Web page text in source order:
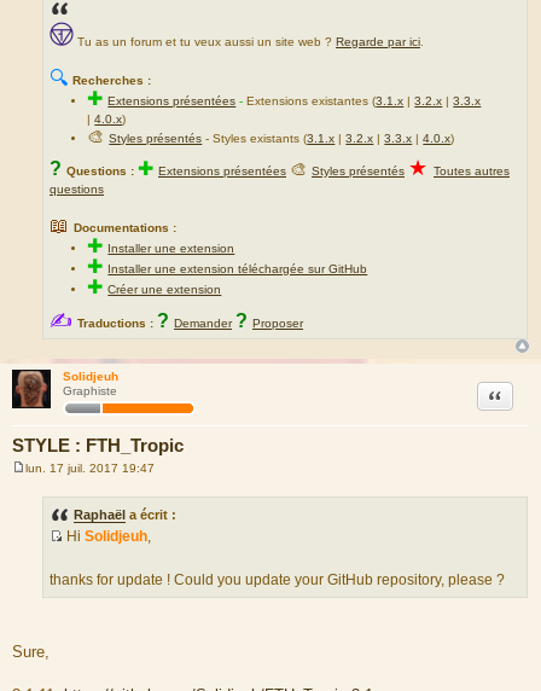
Tu as un forum et tu veux aussi un site web ? Regarde par ici
🔍 Recherches :
✚Extensions présentées -Extensions existantes (3.1.x |3.2.x |3.3.x
|4.0.x)
🎨Styles présentés - Styles existants (3.1.x |3.2.x |3.3.x |4.0.x)
? Questions : ✚ Extensions présentées 🎨 Styles présentés ★ Toutes autres
questions
📖 Documentations :
✚ Installer une extension
✚ Installer une extension téléchargée sur GitHub
✚Créer une extension
✍ Traductions : ? Demander ? Proposer
Solidjeuh
Graphiste
STYLE : FTH_Tropic
Citation
lun. 17 juil. 2017 19:47
Raphaël a écrit :
o
u
Hi Solidjeuh,
thanks for update ! Could you update your GitHub repository, please ?
Sure,